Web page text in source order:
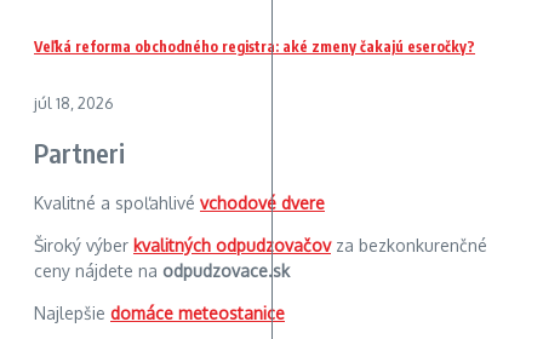
Veľká reforma obchodného registra: aké zmeny čakajú eseročky?
júl 18, 2026
Partneri
Kvalitné a spoľahlivé vchodové dvere
Široký výber kvalitných odpudzovačovza bezkonkurenčné
ceny nájdete na odpudzovace.sk
Najlepšie domáce meteostanice